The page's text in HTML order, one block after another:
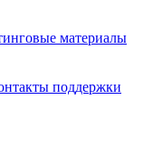
материалы
поддержки